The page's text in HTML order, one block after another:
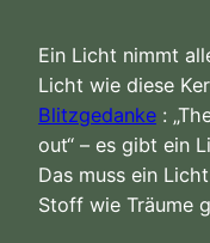
Ein Licht nimmt
Licht wie diese
Blitzgedanke :
out“ – es gibt ein
Das muss ein
Stoff wie Träume